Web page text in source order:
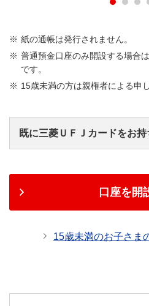
紙の通帳は発行されません。
普通預金口座のみ開設する場合
です。
15歳未満の方は親権者による申
既に三菱ＵＦＪカードをお
ＭＤＣア
口座を開
15歳未満のお子さま